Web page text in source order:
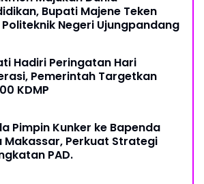
Bupati Majene Teken
Politeknik Negeri Ujungpandang
Hadiri Peringatan Hari
Pemerintah Targetkan
KDMP
Pimpin Kunker ke Bapenda
Makassar, Perkuat Strategi
PAD.